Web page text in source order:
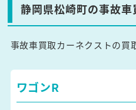
静岡県松崎町の事故
事故車買取カーネクストの買
ワゴンR